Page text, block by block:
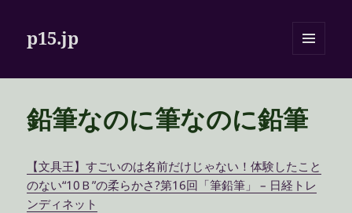
p15.jp
ーとウ
ット
鉛筆なのに筆なのに鉛筆
【文具王】すごいのは名前だけじゃない！体験したこと
のない“10Ｂ”の柔らかさ?第16回「筆鉛筆」 – 日経トレ
ンディネット